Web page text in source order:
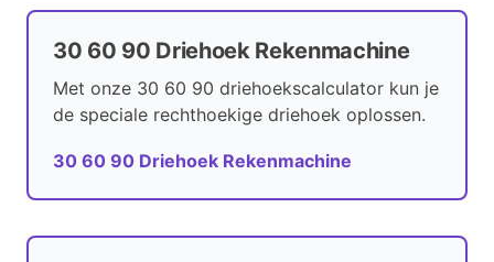
30 60 90 Driehoek Rekenmachine
Met onze 30 60 90 driehoekscalculator kun je
de speciale rechthoekige driehoek oplossen.
30 60 90 Driehoek Rekenmachine